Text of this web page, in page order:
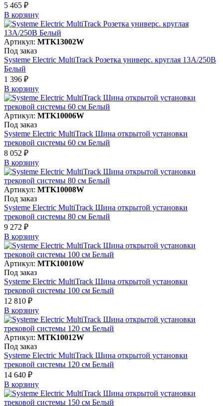
5 465 ₽
В корзинy
Артикул: MTK13002W
Под заказ
Systeme Electric MultiTrack Розетка универс. круглая 13А/250В
Белый
1 396 ₽
В корзинy
Артикул: MTK10006W
Под заказ
Systeme Electric MultiTrack Шина открытой установки
трековой системы 60 см Белый
8 052 ₽
В корзинy
Артикул: MTK10008W
Под заказ
Systeme Electric MultiTrack Шина открытой установки
трековой системы 80 см Белый
9 272 ₽
В корзинy
Артикул: MTK10010W
Под заказ
Systeme Electric MultiTrack Шина открытой установки
трековой системы 100 см Белый
12 810 ₽
В корзинy
Артикул: MTK10012W
Под заказ
Systeme Electric MultiTrack Шина открытой установки
трековой системы 120 см Белый
14 640 ₽
В корзинy